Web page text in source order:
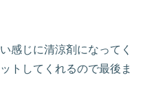
感じに清涼剤になってく
トしてくれるので最後ま